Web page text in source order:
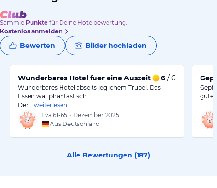
Sammle Punkte für Deine Hotelbewertung.
Kostenlos anmelden
Bewerten Bilder hochladen
Wunderbares Hotel fuer eine Auszeit 6 / 6
Wunderbares Hotel abseits jeglichem Trubel. Das
Essen war phantastisch.
Der…
weiterlesen
Eva 61-65 • Dezember 2025
Aus Deutschland
Alle Bewertungen (187)